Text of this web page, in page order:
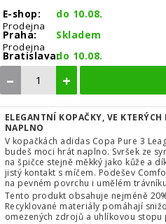
E-shop:
do 10.08.
Prodejna
Praha:
Skladem
Prodejna
Bratislava:do 10.08.
– +
ELEGANTNÍ KOPAČKY, VE
NAPLNO
V kopačkách adidas Copa Pure 3
budeš moci hrát naplno. Svršek ze
na špičce stejně měkký jako kůže a
jistý kontakt s míčem. Podešev
na pevném povrchu i umělém
Tento produkt obsahuje nejméně
Recyklované materiály pomáhají
omezených zdrojů a uhlíkovou